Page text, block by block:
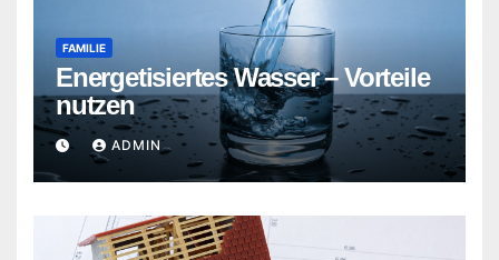
FAMILIE
Energetisiertes Wasser – Vorteile
nutzen
ADMIN